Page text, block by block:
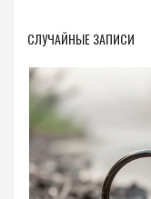
СЛУЧАЙНЫЕ ЗАПИСИ